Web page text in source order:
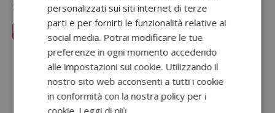
31 Luglio 2026
Leggi Articolo
Sponsorizzato:
personalizzati sui siti internet di terze
parti e per fornirti le funzionalità relative ai
social media. Potrai modificare le tue
preferenze in ogni momento accedendo
alle impostazioni sui cookie. Utilizzando il
nostro sito web acconsenti a tutti i cookie
in conformità con la nostra policy per i
cookie. Leggi di più